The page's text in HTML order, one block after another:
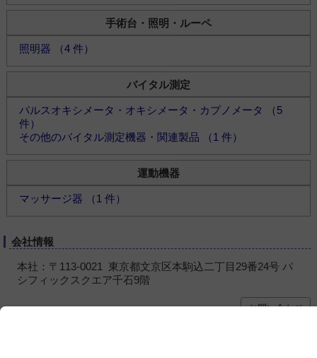
手術台・照明・ルーペ
照明器 （4 件）
バイタル測定
パルスオキシメータ・オキシメータ・カプノメータ （5
件）
その他のバイタル測定機器・関連製品 （1 件）
運動機器
マッサージ器 （1 件）
会社情報
本社：〒113-0021 東京都文京区本駒込二丁目29番24号 パ
シフィックスクエア千石9階
お問い合わせ